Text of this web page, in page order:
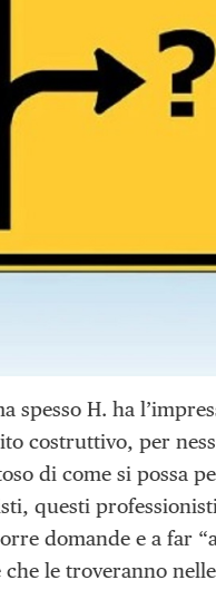
spesso H. ha
costruttivo, per
di come si possa
questi
domande e a far
le troveranno